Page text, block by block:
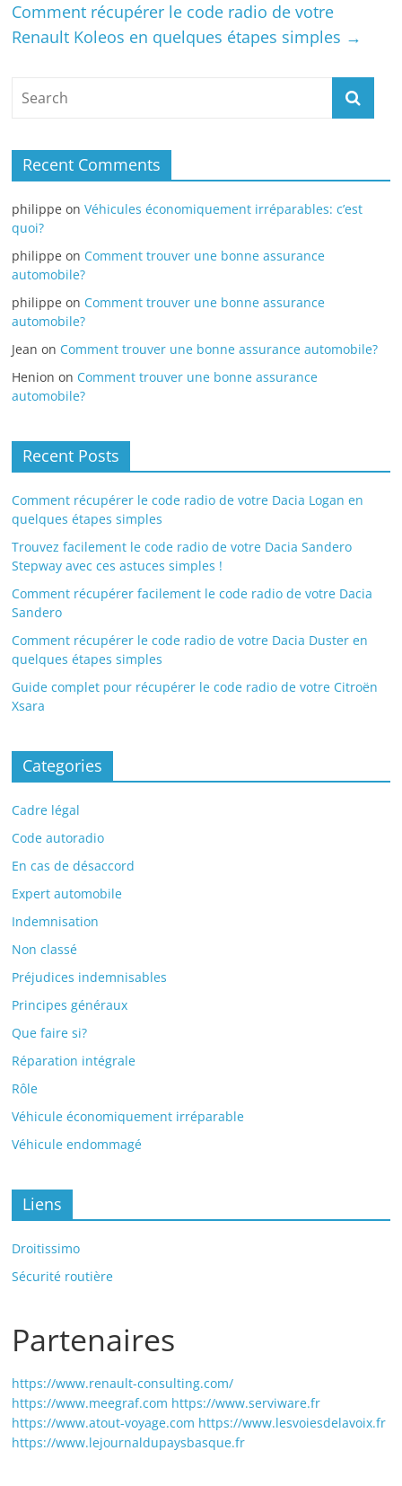
Comment récupérer le code radio de votre
Renault Koleos en quelques étapes simples →
Recent Comments
philippe onVéhicules économiquement irréparables: c’est
quoi?
philippe on Comment trouver une bonne assurance
automobile?
philippe on Comment trouver une bonne assurance
automobile?
Jean on Comment trouver une bonne assurance automobile?
Henion on Comment trouver une bonne assurance
automobile?
Recent Posts
Comment récupérer le code radio de votre Dacia Logan en
quelques étapes simples
Trouvez facilement le code radio de votre Dacia Sandero
Stepway avec ces astuces simples !
Comment récupérer facilement le code radio de votre Dacia
Sandero
Comment récupérer le code radio de votre Dacia Duster en
quelques étapes simples
Guide complet pour récupérer le code radio de votre Citroën
Xsara
Categories
Cadre légal
Code autoradio
En cas de désaccord
Expert automobile
Indemnisation
Non classé
Préjudices indemnisables
Principes généraux
Que faire si?
Réparation intégrale
Rôle
Véhicule économiquement irréparable
Véhicule endommagé
Liens
Droitissimo
Sécurité routière
Partenaires
https://www.renault-consulting.com/
https://www.meegraf.com https://www.serviware.fr
https://www.atout-voyage.com https://www.lesvoiesdelavoix.fr
https://www.lejournaldupaysbasque.fr